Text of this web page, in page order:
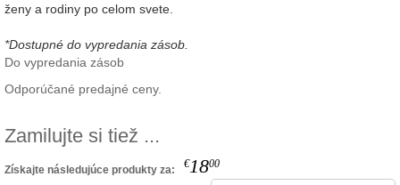
ženy a rodiny po celom svete.
*Dostupné do vypredania zásob.
Do vypredania zásob
Odporúčané predajné ceny.
Zamilujte si tiež ...
Získajte následujúce produkty za: €1800